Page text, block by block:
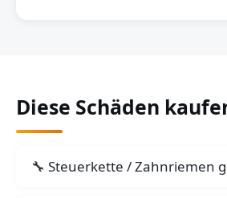
Diese Schäden
Steuerkette / Zahnriemen